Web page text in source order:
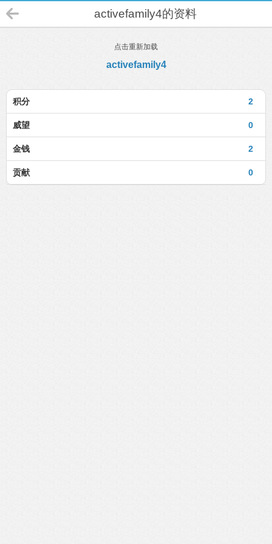
activefamily4的资料
点击重新加载
activefamily4
2
积分
0
威望
2
金钱
0
贡献